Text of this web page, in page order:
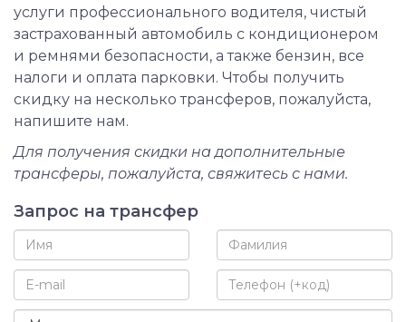
услуги профессионального водителя, чистый
застрахованный автомобиль с кондиционером
и ремнями безопасности, а также бензин, все
налоги и оплата парковки. Чтобы получить
скидку на несколько трансферов, пожалуйста,
напишите нам.
Для получения скидки на дополнительные
трансферы, пожалуйста, свяжитесь с нами.
Запрос на трансфер